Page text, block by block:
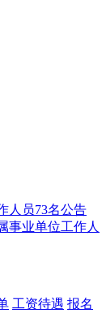
人员73名公告
事业单位工作人
工资待遇 报名